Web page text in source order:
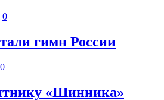
0
гимн России
0
«Шинника»